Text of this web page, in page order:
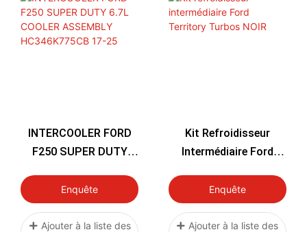
INTERCOOLER FORD
F250 SUPER DUTY
ASSEMBLY
HC346K775CB 17-25
Enquête
Ajouter à la liste des
Kit Refroidisseur
Intermédiaire Ford
Enquête
Ajouter à la liste des